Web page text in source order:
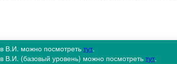
В.И. можно посмотреть тут.
В.И. (базовый уровень) можно посмотреть тут.